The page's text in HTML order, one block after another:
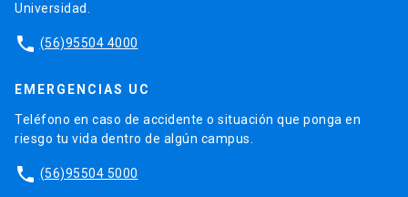
Universidad.
phone (56)95504 4000
EMERGENCIAS UC
Teléfono en caso de accidente o situación que ponga en
riesgo tu vida dentro de algún campus.
phone (56)95504 5000